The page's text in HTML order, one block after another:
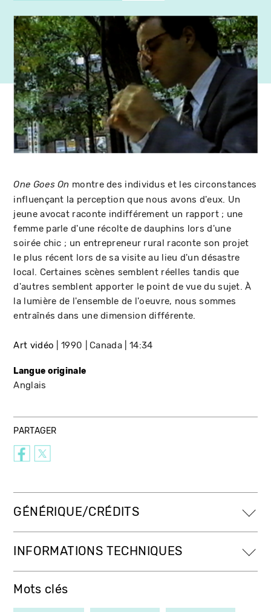
One Goes On montre des individus et les circonstances
influençant la perception que nous avons d'eux. Un
jeune avocat raconte indifférement un rapport ; une
femme parle d'une récolte de dauphins lors d'une
soirée chic ; un entrepreneur rural raconte son projet
le plus récent lors de sa visite au lieu d'un désastre
local. Certaines scènes semblent réelles tandis que
d'autres semblent apporter le point de vue du sujet. À
la lumière de l'ensemble de l'oeuvre, nous sommes
entraînés dans une dimension différente.
Art vidéo 1990 Canada 14:34
Langue originale
Anglais
PARTAGER
GÉNÉRIQUE/CRÉDITS
INFORMATIONS TECHNIQUES
Mots clés